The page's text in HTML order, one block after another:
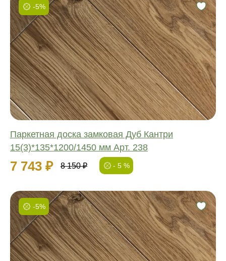
-5%
Паркетная доска замковая Дуб Кантри
15(3)*135*1200/1450 мм Арт. 238
7 743 ₽ 8 150 ₽ - 5 %
Фаска:
Соединение:
Обработка:
Длина:
Ширина:
Толщина:
-5%
Фаска:
Соединение:
Обработка:
Длина: